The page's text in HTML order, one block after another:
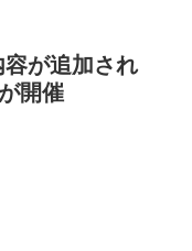
が追加され
開催